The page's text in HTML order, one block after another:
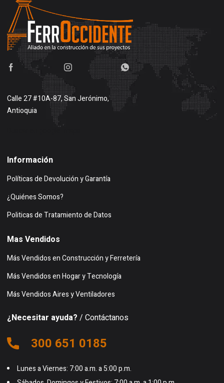
Calle 27 #10A-87, San Jerónimo,
Antioquia
Información
Políticas de Devolución y Garantía
¿Quiénes Somos?
Politicas de Tratamiento de Datos
Mas Vendidos
Más Vendidos en Construcción y Ferretería
Más Vendidos en Hogar y Tecnología
Más Vendidos Aires y Ventiladores
¿Necesitar ayuda? / Contáctanos
300 651 0185
Lunes a Viernes: 7:00 a.m. a 5:00 p.m.